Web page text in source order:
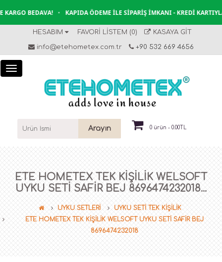
BEDAVA! • KAPIDA ÖDEME İLE SIPARIŞ İMKANI - KREDI KARTIYLA
HESABIM FAVORI LISTEM (0) KASAYA GIT
info@etehometex.com.tr +90 532 669 4656
Arayın 0 ürün - 0.00TL
ETE HOMETEX TEK KİŞİLİK WELSOFT
UYKU SETİ SAFİR BEJ 8696474232018...
UYKU SETLERİ
UYKU SETİ TEK KİŞİLİK
ETE HOMETEX TEK KİŞİLİK WELSOFT UYKU SETİ SAFİR BEJ
8696474232018